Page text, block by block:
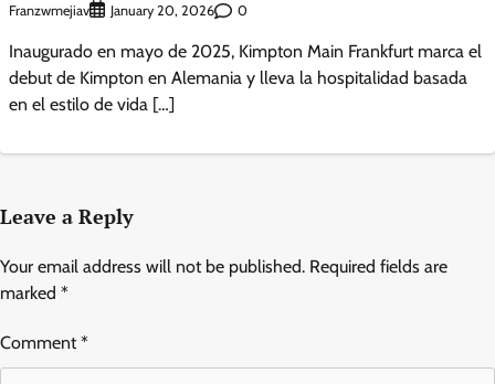
Franzwmejiav January 20, 2026 0
Inaugurado en mayo de 2025, Kimpton Main Frankfurt marca el
debut de Kimpton en Alemania y lleva la hospitalidad basada
en el estilo de vida […]
Leave a Reply
Your email address will not be published. Required fields are
marked *
Comment*